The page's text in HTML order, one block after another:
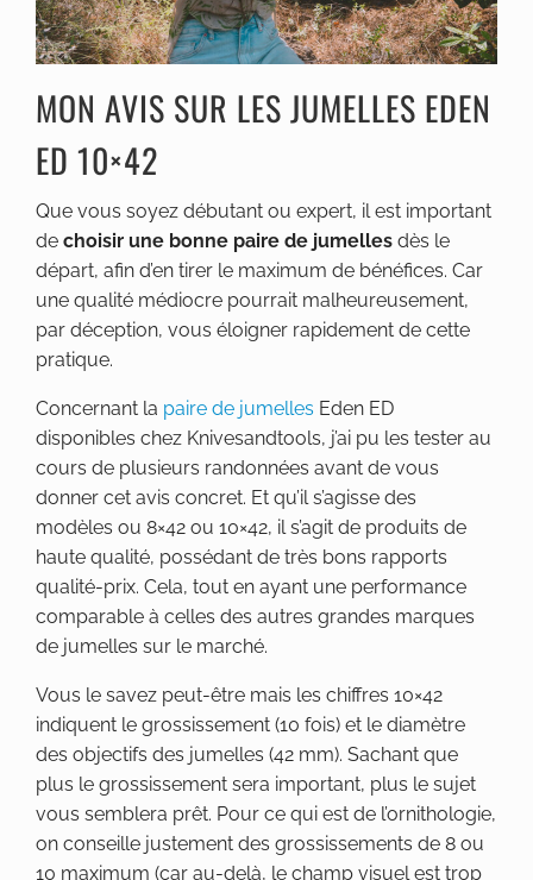
MON AVIS SUR LES JUMELLES EDEN
ED 10×42
Que vous soyez débutant ou expert, il est important
de choisir une bonne paire de jumelles dès le
départ, afin d’en tirer le maximum de bénéfices. Car
une qualité médiocre pourrait malheureusement,
par déception, vous éloigner rapidement de cette
pratique.
Concernant la paire de jumelles Eden ED
disponibles chez Knivesandtools, j’ai pu les tester au
cours de plusieurs randonnées avant de vous
donner cet avis concret. Et qu’il s’agisse des
modèles ou 8×42 ou 10×42, il s’agit de produits de
haute qualité, possédant de très bons rapports
qualité-prix. Cela, tout en ayant une performance
comparable à celles des autres grandes marques
de jumelles sur le marché.
Vous le savez peut-être mais les chiffres 10×42
indiquent le grossissement (10 fois) et le diamètre
des objectifs des jumelles (42 mm). Sachant que
plus le grossissement sera important, plus le sujet
vous semblera prêt. Pour ce qui est de l’ornithologie,
on conseille justement des grossissements de 8 ou
10 maximum (car au-delà, le champ visuel est trop